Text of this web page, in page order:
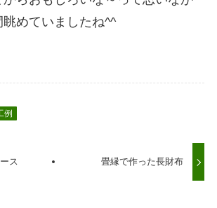
眺めていましたね^^
例
ス 畳縁で作った長財布